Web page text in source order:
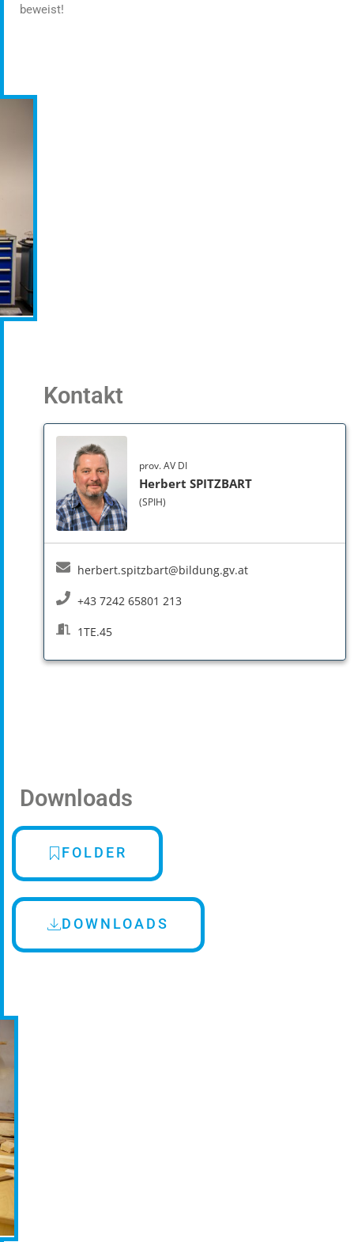
beweist!
Kontakt
prov. AV DI
Herbert SPITZBART
(SPIH)
herbert.spitzbart@bildung.gv.at
+43 7242 65801 213
1TE.45
Downloads
FOLDER
DOWNLOADS